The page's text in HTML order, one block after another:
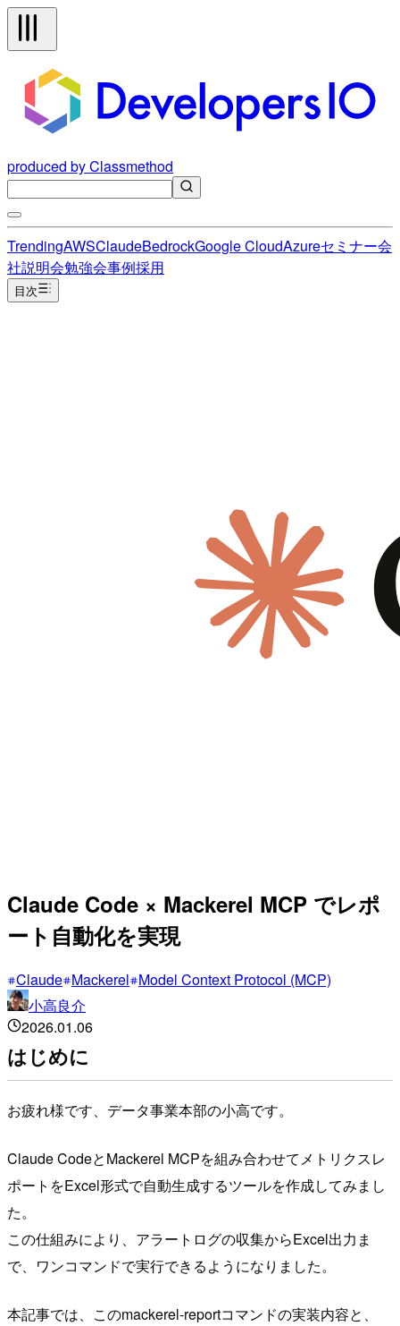
produced by Classmethod
TrendingAWSClaudeBedrockGoogle CloudAzureセミナー会
社説明会勉強会事例採用
目次
Claude Code × Mackerel MCP でレポ
ート自動化を実現
Claude Mackerel Model Context Protocol (MCP)
小高良介
2026.01.06
はじめに
お疲れ様です、データ事業本部の小高です。
Claude CodeとMackerel MCPを組み合わせてメトリクスレ
ポートをExcel形式で自動生成するツールを作成してみまし
た。
この仕組みにより、アラートログの収集からExcel出力ま
で、ワンコマンドで実行できるようになりました。
本記事では、このmackerel-reportコマンドの実装内容と、